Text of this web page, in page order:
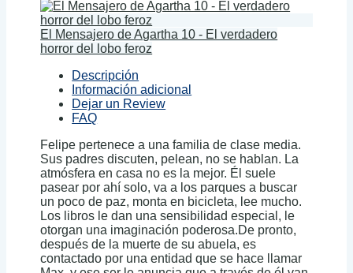
El Mensajero de Agartha 10 - El verdadero
horror del lobo feroz
Descripción
Información adicional
Dejar un Review
FAQ
Felipe pertenece a una familia de clase media.
Sus padres discuten, pelean, no se hablan. La
atmósfera en casa no es la mejor. Él suele
pasear por ahí solo, va a los parques a buscar
un poco de paz, monta en bicicleta, lee mucho.
Los libros le dan una sensibilidad especial, le
otorgan una imaginación poderosa.De pronto,
después de la muerte de su abuela, es
contactado por una entidad que se hace llamar